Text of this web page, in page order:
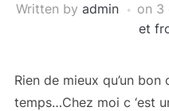
Written by admin on 3
et
Rien de mieux qu’un
temps…Chez moi c ‘est